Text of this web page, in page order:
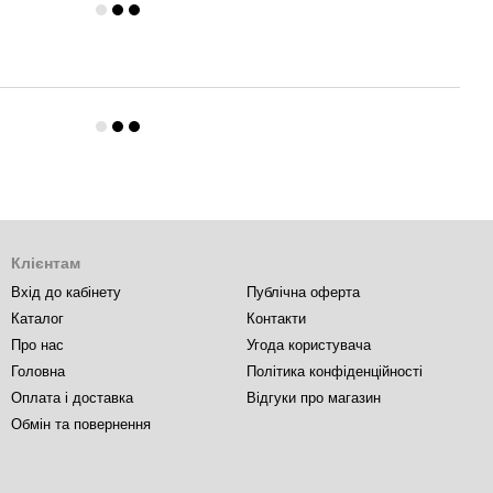
Клієнтам
Вхід до кабінету
Каталог
Про нас
Головна
Оплата і доставка
Обмін та повернення
Публічна оферта
Контакти
Угода користувача
Політика конфіденційності
Відгуки про магазин